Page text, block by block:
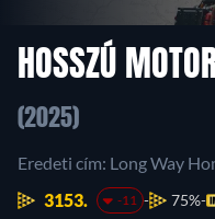
HOSSZÚ
(2025)
Eredeti cím: Long Way
3153.
-11 75%